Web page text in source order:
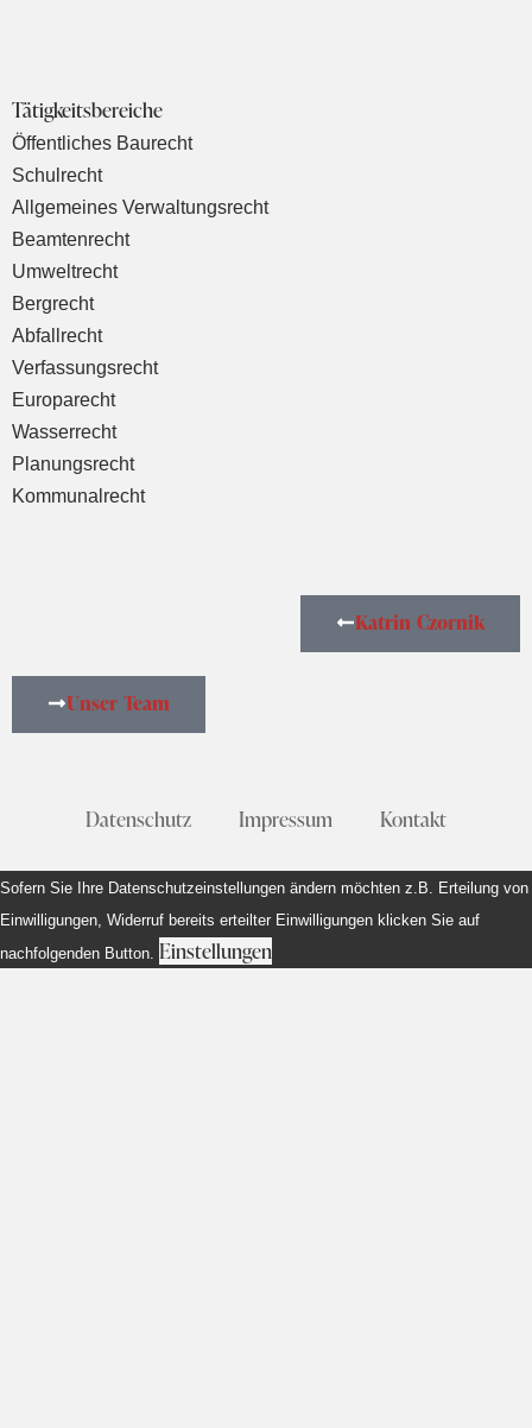
Tätigkeitsbereiche
Öffentliches Baurecht
Schulrecht
Allgemeines Verwaltungsrecht
Beamtenrecht
Umweltrecht
Bergrecht
Abfallrecht
Verfassungsrecht
Europarecht
Wasserrecht
Planungsrecht
Kommunalrecht
Katrin Czornik
Unser Team
Datenschutz Impressum Kontakt
Sofern Sie Ihre Datenschutzeinstellungen ändern möchten z.B. Erteilung von
Einwilligungen, Widerruf bereits erteilter Einwilligungen klicken Sie auf
nachfolgenden Button. Einstellungen